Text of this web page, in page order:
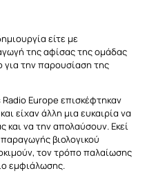
είτε με
της αφίσας της ομάδας
την παρουσίαση της
Europe επισκέφτηκαν
είχαν άλλη μια ευκαιρία να
να την απολαύσουν. Εκεί
βιολογικού
τον τρόπο παλαίωσης
εμφιάλωσης.